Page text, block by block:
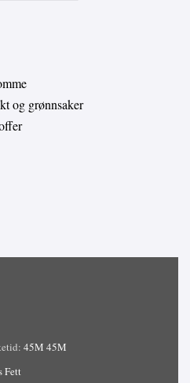
og grønnsaker
45M 45M
Fett